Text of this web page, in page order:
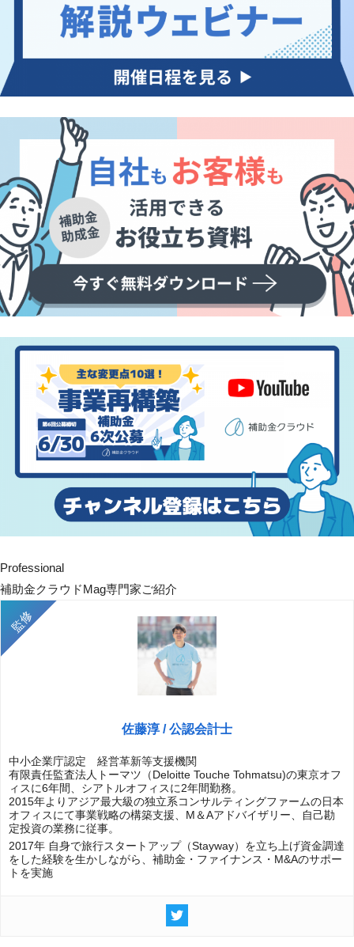
Professional
補助金クラウドMag専門家ご紹介
佐藤淳 / 公認会計士
中小企業庁認定 経営革新等支援機関
有限責任監査法人トーマツ（Deloitte Touche Tohmatsu)の東京オフ
ィスに6年間、シアトルオフィスに2年間勤務。
2015年よりアジア最大級の独立系コンサルティングファームの日本
オフィスにて事業戦略の構築支援、M＆Aアドバイザリー、自己勘
定投資の業務に従事。
2017年 自身で旅行スタートアップ（Stayway）を立ち上げ資金調達
をした経験を生かしながら、補助金・ファイナンス・M&Aのサポー
トを実施